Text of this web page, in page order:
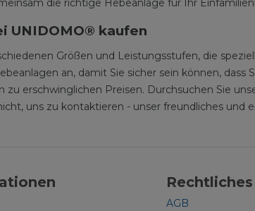
die richtige Hebeanlage für Ihr
UNIDOMO® kaufen
Größen und Leistungsstufen, die
an, damit Sie sicher sein können,
erschwinglichen Preisen. Durchsuchen Sie
uns zu kontaktieren - unser freundliches
Rechtliches
AGB